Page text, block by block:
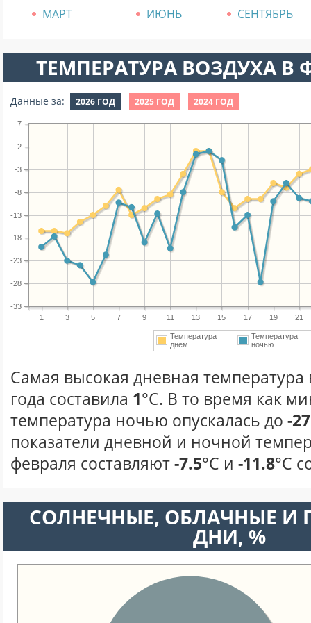
МАРТ
ИЮНЬ СЕНТЯБРЬ
ТЕМПЕРАТУРА ВОЗДУХА В
Данные за: 2026 ГОД 2025 ГОД 2024 ГОД
1 3 5 7 9 11 13 15 17 19 21
-33
-28
-23
-18
-13
-8
-3
2
7
Температура
днем
Температура
ночью
Самая высокая дневная температура
года составила 1°С. В то время как
температура ночью опускалась до -27
показатели дневной и ночной
февраля составляют-7.5°С и -11.8°С
CОЛНЕЧНЫЕ, ОБЛАЧНЫЕ И
ДНИ, %